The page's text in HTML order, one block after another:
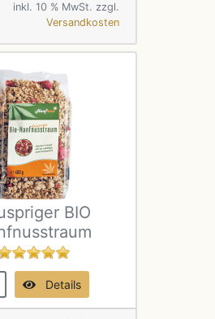
inkl. 10 % MwSt. zzgl.
Versandkosten
BIO
Details